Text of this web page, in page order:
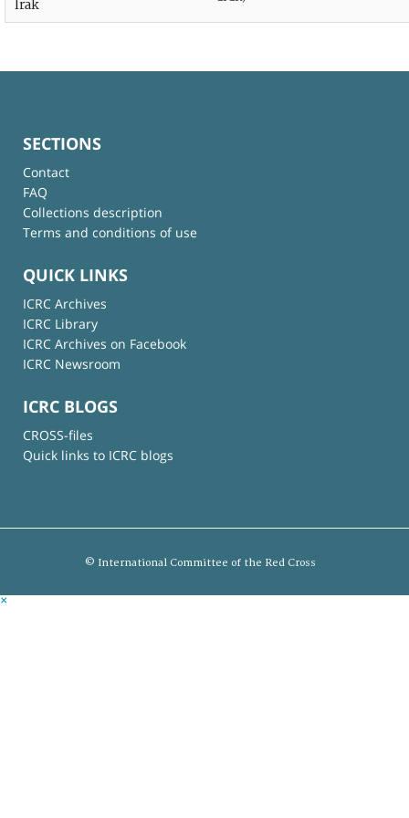
Irak
SECTIONS
Contact
FAQ
Collections description
Terms and conditions of use
QUICK LINKS
ICRC Archives
ICRC Library
ICRC Archives on Facebook
ICRC Newsroom
ICRC BLOGS
CROSS-files
Quick links to ICRC blogs
© International Committee of the Red Cross
×